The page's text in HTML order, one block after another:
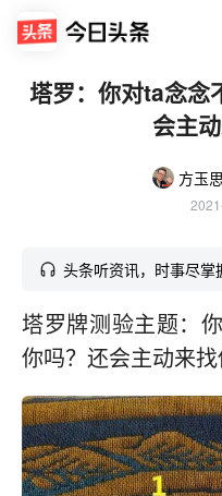
塔罗：你对ta念念
会主
头条听资讯，时事尽掌
塔罗牌测验主题：
你吗？还会主动来找